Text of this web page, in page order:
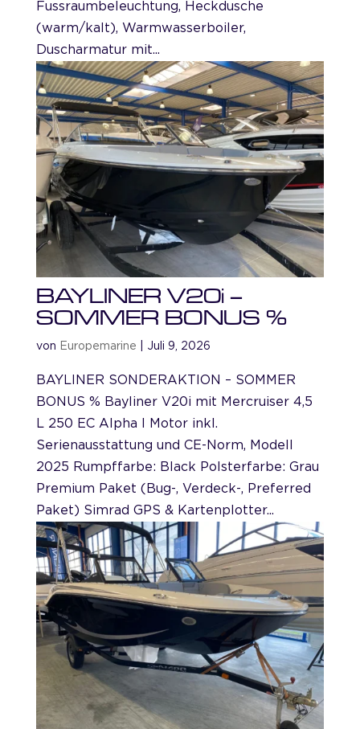
Fussraumbeleuchtung, Heckdusche
(warm/kalt), Warmwasserboiler,
Duscharmatur mit...
BAYLINER V20i –
SOMMER BONUS %
von Europemarine Juli 9, 2026
BAYLINER SONDERAKTION – SOMMER
BONUS % Bayliner V20i mit Mercruiser 4,5
L 250 EC Alpha I Motor inkl.
Serienausstattung und CE-Norm, Modell
2025 Rumpffarbe: Black Polsterfarbe: Grau
Premium Paket (Bug-, Verdeck-, Preferred
Paket) Simrad GPS & Kartenplotter...